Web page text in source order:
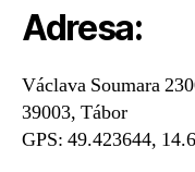
Adresa:
Václava Soumara
39003, Tábor
GPS: 49.423644,